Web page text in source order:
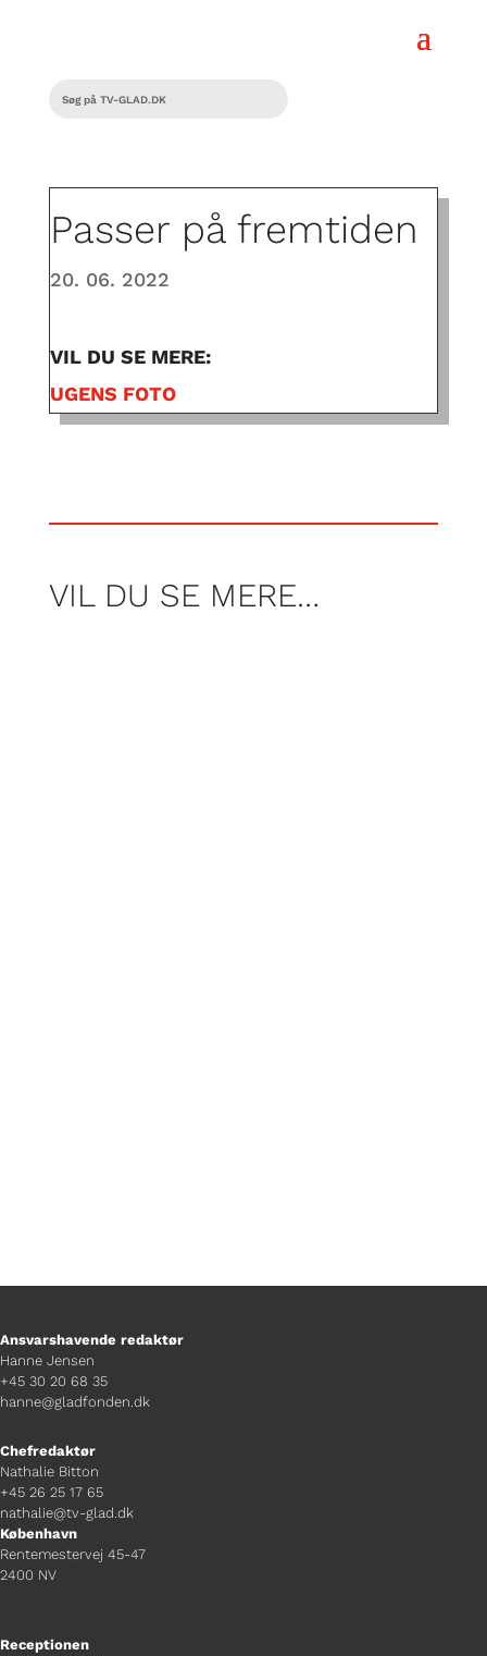
Passer på fremtiden
20. 06. 2022
VIL DU SE MERE:
UGENS FOTO
VIL DU SE MERE…
Ansvarshavende redaktør
Hanne Jensen
+45 30 20 68 35
hanne@gladfonden.dk
Chefredaktør
Nathalie Bitton
+45 26 25 17 65
nathalie@tv-glad.dk
København
Rentemestervej 45-47
2400 NV
Receptionen